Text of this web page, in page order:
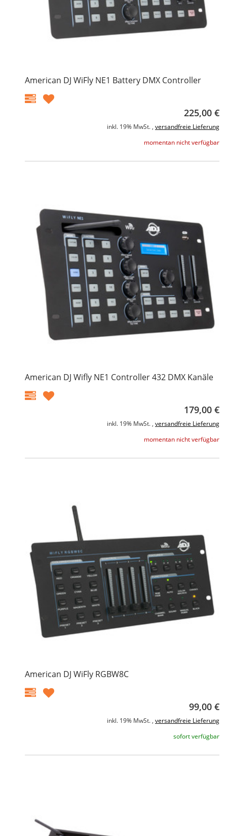
American DJ WiFly NE1 Battery DMX Controller
225,00 €
inkl. 19% MwSt. , versandfreie Lieferung
momentan nicht verfügbar
American DJ Wifly NE1 Controller 432 DMX Kanäle
179,00 €
inkl. 19% MwSt. , versandfreie Lieferung
momentan nicht verfügbar
American DJ WiFly RGBW8C
99,00 €
inkl. 19% MwSt. , versandfreie Lieferung
sofort verfügbar